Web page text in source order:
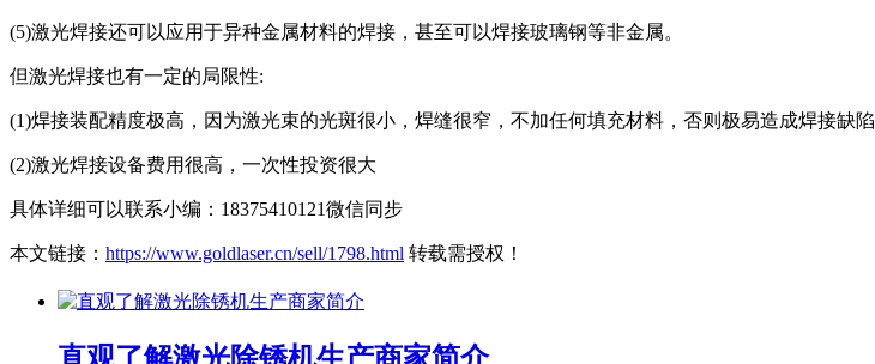
(5)激光焊接还可以应用于异种金属材料的焊接，甚至可以焊接玻璃钢等非金属。
但激光焊接也有一定的局限性:
(1)焊接装配精度极高，因为激光束的光斑很小，焊缝很窄，不加任何填充材料，否则极易造成焊接缺陷
(2)激光焊接设备费用很高，一次性投资很大
具体详细可以联系小编：18375410121微信同步
本文链接： https://www.goldlaser.cn/sell/1798.html 转载需授权！
直观了解激光除锈机生产商家简介